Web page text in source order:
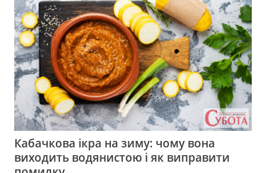
Кабачкова ікра на зиму: чому вона
виходить водянистою і як виправити